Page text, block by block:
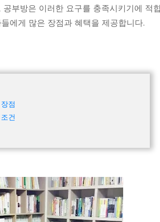
부방은 이러한 요구를 충족시키기에 적
에게 많은 장점과 혜택을 제공합니다.
점
건